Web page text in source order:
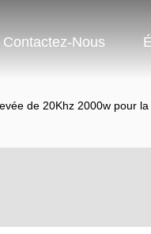
Contactez-Nous
de 20Khz 2000w pour